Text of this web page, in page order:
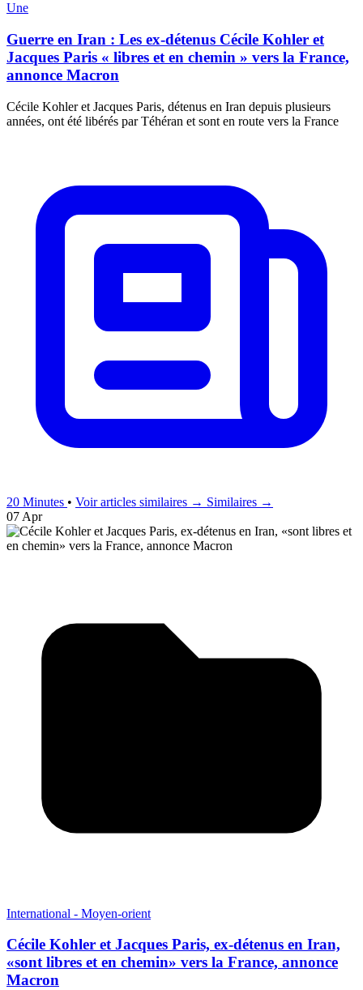
Une
Guerre en Iran : Les ex-détenus Cécile Kohler et
Jacques Paris « libres et en chemin » vers la France,
annonce Macron
Cécile Kohler et Jacques Paris, détenus en Iran depuis plusieurs
années, ont été libérés par Téhéran et sont en route vers la France
20 Minutes • Voir articles similaires → Similaires →
07 Apr
International - Moyen-orient
Cécile Kohler et Jacques Paris, ex-détenus en Iran,
«sont libres et en chemin» vers la France, annonce
Macron